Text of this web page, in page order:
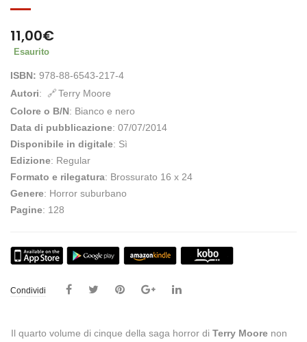
11,00€
Esaurito
ISBN: 978-88-6543-217-4
Autori:
Terry Moore
Colore o B/N: Bianco e nero
Data di pubblicazione: 07/07/2014
Disponibile in digitale: Sì
Edizione: Regular
Formato e rilegatura: Brossurato 16 x 24
Genere: Horror suburbano
Pagine: 128
Condividi
Il quarto volume di cinque della saga horror di Terry Moore non